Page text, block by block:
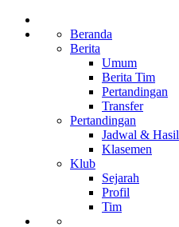
Beranda
Berita
Umum
Berita Tim
Pertandingan
Transfer
Pertandingan
Jadwal & Hasil
Klasemen
Klub
Sejarah
Profil
Tim